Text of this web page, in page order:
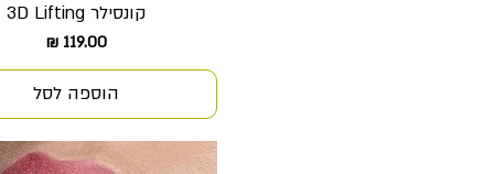
תצוגה מהירהקונסילר 3D Lifting
מחיר
הוספה לסל